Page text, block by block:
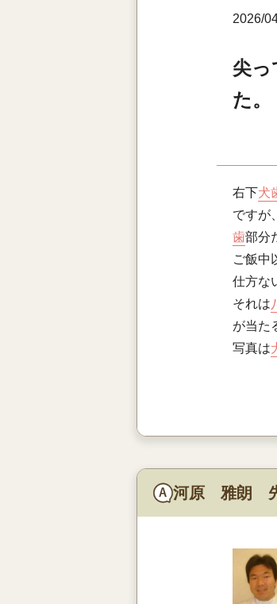
2026/
尖っ
た。
右下犬
ですが
歯部分
ご飯中
仕方な
それは
が当た
写真は
河原 雅朗